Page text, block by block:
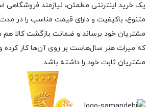
یک خرید اینترنتی مطمئن، نیازمند فروشگاهی
متنوع، باکیفیت و دارای قیمت مناسب را در
مشتریان خود برساند و ضمانت بازگشت کالا هم
که میراث هنر سال‌هاست بر روی آن‌ها کار کرده
مشتریان ثابت خود را داشته باشد.